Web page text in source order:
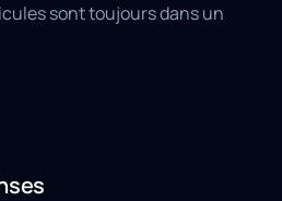
sont toujours dans un